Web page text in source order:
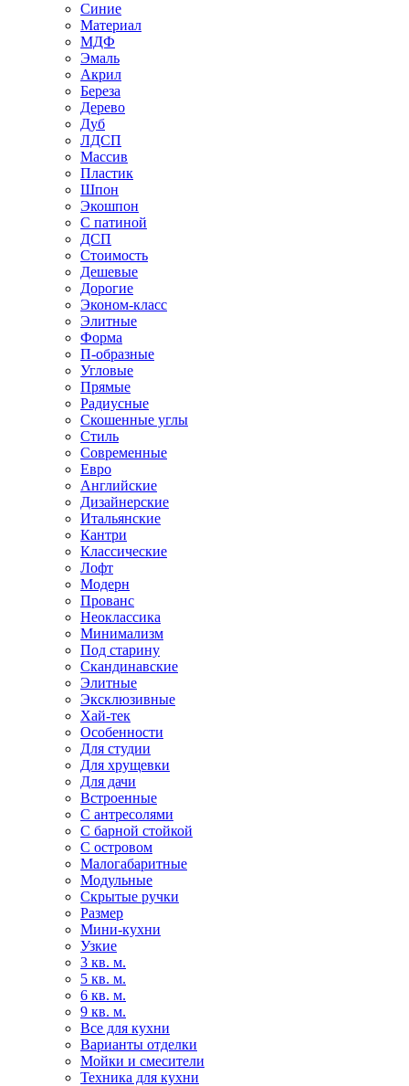
Синие
Материал
МДФ
Эмаль
Акрил
Береза
Дерево
Дуб
ЛДСП
Массив
Пластик
Шпон
Экошпон
С патиной
ДСП
Стоимость
Дешевые
Дорогие
Эконом-класс
Элитные
Форма
П-образные
Угловые
Прямые
Радиусные
Скошенные углы
Стиль
Современные
Евро
Английские
Дизайнерские
Итальянские
Кантри
Классические
Лофт
Модерн
Прованс
Неоклассика
Минимализм
Под старину
Скандинавские
Элитные
Эксклюзивные
Хай-тек
Особенности
Для студии
Для хрущевки
Для дачи
Встроенные
С антресолями
С барной стойкой
С островом
Малогабаритные
Модульные
Скрытые ручки
Размер
Мини-кухни
Узкие
3 кв. м.
5 кв. м.
6 кв. м.
9 кв. м.
Все для кухни
Варианты отделки
Мойки и смесители
Техника для кухни